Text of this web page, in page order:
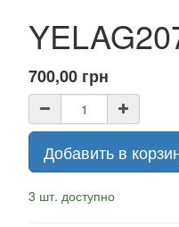
700,00 грн
Добавить в
3 шт. доступно